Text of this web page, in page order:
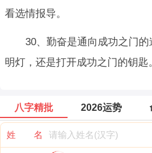
看选情报导。
30、勤奋是通向成功之门
明灯，还是打开成功之门的钥匙
八字精批 2026运势
姓 名